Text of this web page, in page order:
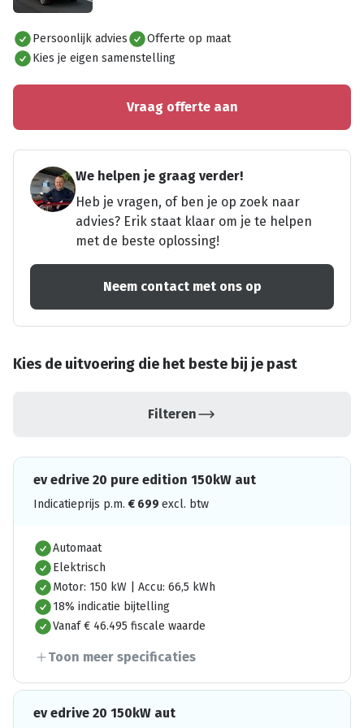
Alles bekijken
Persoonlijk advies
Offerte op maat
Kies je eigen samenstelling
Vraag offerte aan
We helpen je graag verder!
Heb je vragen, of ben je op zoek naar
advies? Erik staat klaar om je te helpen
met de beste oplossing!
Neem contact met ons op
Kies de uitvoering die het beste bij je past
Filteren
ev edrive 20 pure edition 150kW aut
Indicatieprijs p.m. € 699 excl. btw
Automaat
Elektrisch
Motor: 150 kW | Accu: 66,5 kWh
18% indicatie bijtelling
Vanaf € 46.495 fiscale waarde
Toon meer specificaties
ev edrive 20 150kW aut